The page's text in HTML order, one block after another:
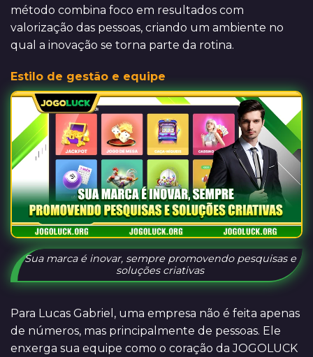
método combina foco em resultados com
valorização das pessoas, criando um ambiente no
qual a inovação se torna parte da rotina.
Estilo de gestão e equipe
Sua marca é inovar, sempre promovendo pesquisas e
soluções criativas
Para Lucas Gabriel, uma empresa não é feita apenas
de números, mas principalmente de pessoas. Ele
enxerga sua equipe como o coração da JOGOLUCK